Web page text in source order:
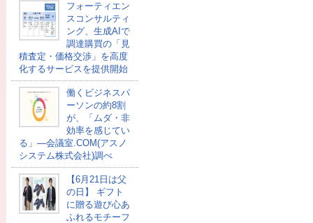
フォーティエン
スコンサルティ
ング、生成AIで
調達購買の「見
積査定・価格交渉」を高度
化するサービスを提供開始
働くビジネスパ
ーソンの約8割
が、「ムダ・非
効率を感じてい
る」―会議室.COM(アスノ
システム株式会社)調べ
【6月21日は父
の日】 ギフト
に贈る遊び心あ
ふれるモチーフ